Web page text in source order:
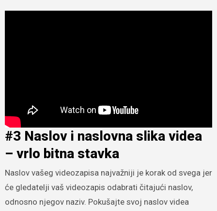
#3 Naslov i naslovna slika videa
– vrlo bitna stavka
Naslov vašeg videozapisa najvažniji je korak od svega jer
će gledatelji vaš videozapis odabrati čitajući naslov,
odnosno njegov naziv. Pokušajte svoj naslov videa